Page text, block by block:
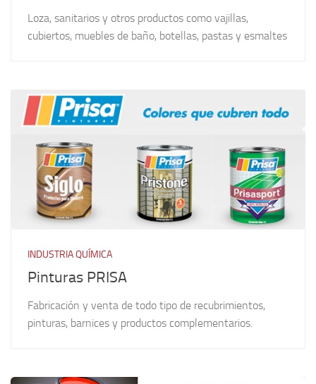
Loza, sanitarios y otros productos como vajillas,
cubiertos, muebles de baño, botellas, pastas y esmaltes
INDUSTRIA QUÍMICA
Pinturas PRISA
Fabricación y venta de todo tipo de recubrimientos,
pinturas, barnices y productos complementarios.